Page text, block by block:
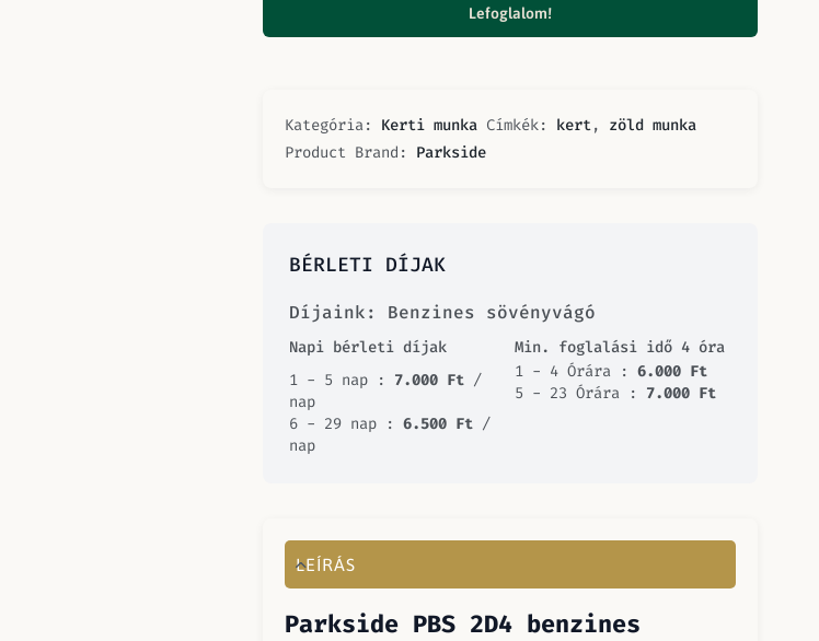
Lefoglalom!
Kategória: Kerti munka Címkék: kert, zöld munka
Product Brand: Parkside
BÉRLETI DÍJAK
Díjaink: Benzines sövényvágó
Napi bérleti díjak
1 - 5 nap : 7.000 Ft /
nap
6 - 29 nap : 6.500 Ft /
nap
Min. foglalási idő 4 óra
1 - 4 Órára : 6.000 Ft
5 - 23 Órára : 7.000 Ft
LEÍRÁS
Parkside PBS 2D4 benzines